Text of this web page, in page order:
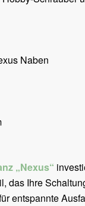
Naben
„Nexus“
das Ihre
entspannte